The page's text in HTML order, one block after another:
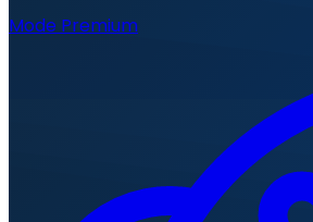
Mode Premium